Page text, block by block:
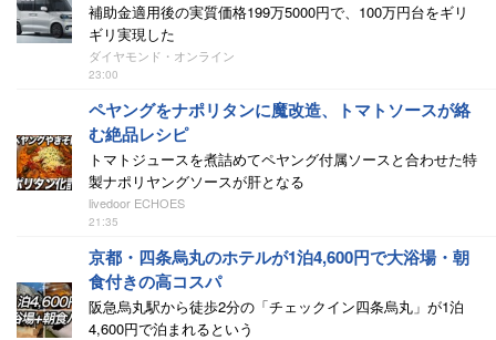
補助金適用後の実質価格199万5000円で、100万円台をギリ
ギリ実現した
ダイヤモンド・オンライン
23:00
ペヤングをナポリタンに魔改造、トマトソースが絡
む絶品レシピ
トマトジュースを煮詰めてペヤング付属ソースと合わせた特
製ナポリヤングソースが肝となる
livedoor ECHOES
21:35
京都・四条烏丸のホテルが1泊4,600円で大浴場・朝
食付きの高コスパ
阪急烏丸駅から徒歩2分の「チェックイン四条烏丸」が1泊
4,600円で泊まれるという